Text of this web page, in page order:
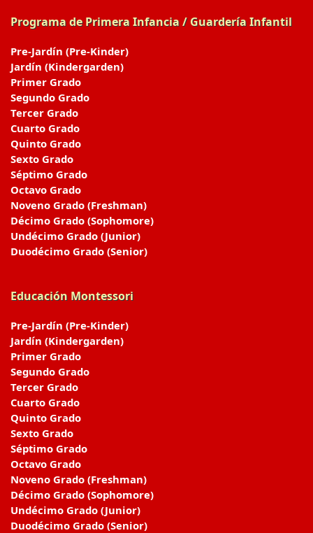
Programa de Primera Infancia / Guardería Infantil
Pre-Jardín (Pre-Kinder)
Jardín (Kindergarden)
Primer Grado
Segundo Grado
Tercer Grado
Cuarto Grado
Quinto Grado
Sexto Grado
Séptimo Grado
Octavo Grado
Noveno Grado (Freshman)
Décimo Grado (Sophomore)
Undécimo Grado (Junior)
Duodécimo Grado (Senior)
Educación Montessori
Pre-Jardín (Pre-Kinder)
Jardín (Kindergarden)
Primer Grado
Segundo Grado
Tercer Grado
Cuarto Grado
Quinto Grado
Sexto Grado
Séptimo Grado
Octavo Grado
Noveno Grado (Freshman)
Décimo Grado (Sophomore)
Undécimo Grado (Junior)
Duodécimo Grado (Senior)